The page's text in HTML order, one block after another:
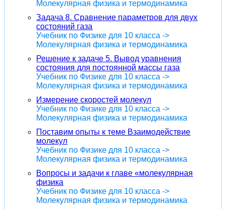
Молекулярная физика и термодинамика
Задача 8. Сравнение параметров для двух
состояний газа
Учебник по Физике для 10 класса ->
Молекулярная физика и термодинамика
Решение к задаче 5. Вывод уравнения
состояния для постоянной массы газа
Учебник по Физике для 10 класса ->
Молекулярная физика и термодинамика
Измерение скоростей молекул
Учебник по Физике для 10 класса ->
Молекулярная физика и термодинамика
Поставим опыты к теме Взаимодействие
молекул
Учебник по Физике для 10 класса ->
Молекулярная физика и термодинамика
Вопросы и задачи к главе «молекулярная
физика
Учебник по Физике для 10 класса ->
Молекулярная физика и термодинамика